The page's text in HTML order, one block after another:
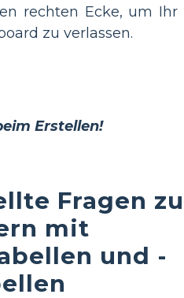
rechten Ecke, um Ihr
zu verlassen.
Erstellen!
Fragen zu
mit
und -